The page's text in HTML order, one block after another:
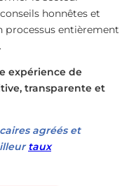
honnêtes et
processus entièrement
expérience de
transparente et
agréés et
taux